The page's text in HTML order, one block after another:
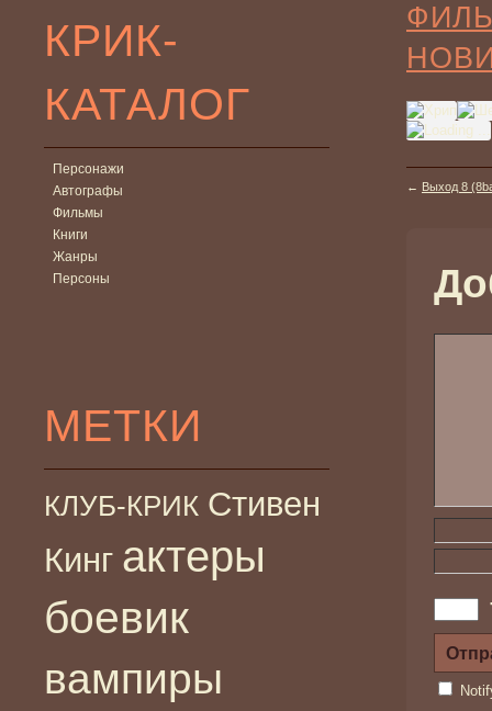
КРИК-
КАТАЛОГ
Персонажи
Автографы
Фильмы
Книги
Жанры
Персоны
МЕТКИ
КЛУБ-КРИК Стивен
Кинг актеры
боевик
вампиры
← Выход 8